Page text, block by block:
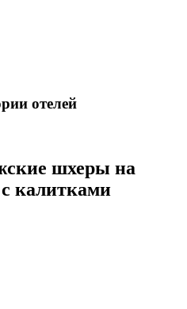
отелей
шхеры на
калитками